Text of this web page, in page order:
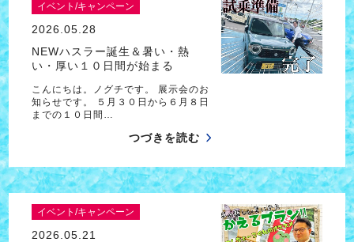
イベント/キャンペーン
2026.05.28
NEWハスラー誕生＆暑い・熱
い・厚い１０日間が始まる
こんにちは。ノグチです。 展示会のお
知らせです。 ５月３０日から６月８日
までの１０日間…
つづきを読む
イベント/キャンペーン
2026.05.21